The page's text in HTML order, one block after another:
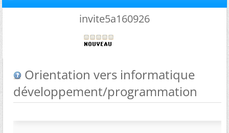
invite5a160926
Orientation vers informatique
développement/programmation